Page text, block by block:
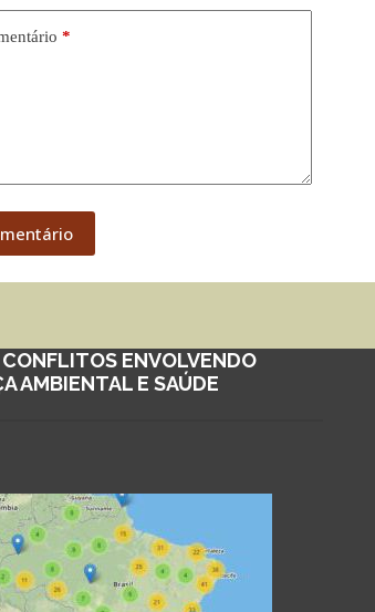
*
CONFLITOS ENVOLVENDO
AMBIENTAL E SAÚDE